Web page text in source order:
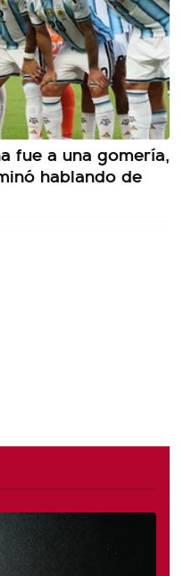
fue a una gomería,
hablando de